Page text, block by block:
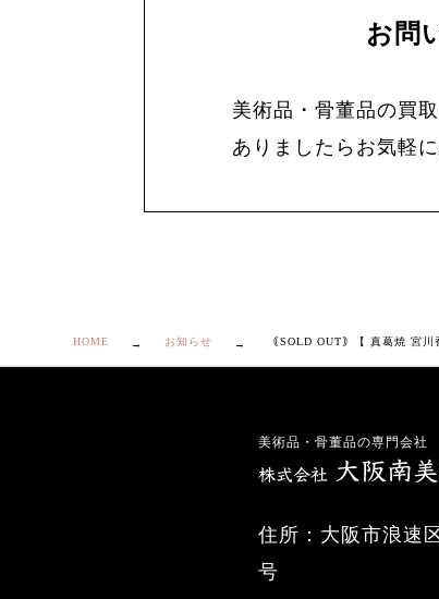
お問
美術品・骨董品の買
ありましたらお気軽
HOME お知らせ
美術品・骨董品の専門会社
住所：大阪市浪速
号